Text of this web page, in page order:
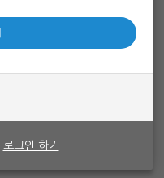
로그인 하기